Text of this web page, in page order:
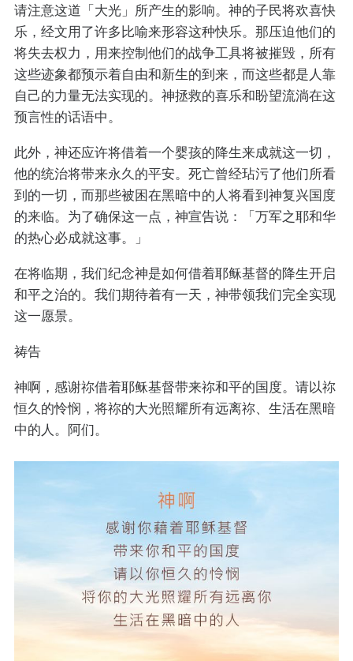
请注意这道「大光」所产生的影响。神的子民将欢喜快
乐，经文用了许多比喻来形容这种快乐。那压迫他们的
将失去权力，用来控制他们的战争工具将被摧毁，所有
这些迹象都预示着自由和新生的到来，而这些都是人靠
自己的力量无法实现的。神拯救的喜乐和盼望流淌在这
预言性的话语中。
此外，神还应许将借着一个婴孩的降生来成就这一切，
他的统治将带来永久的平安。死亡曾经玷污了他们所看
到的一切，而那些被困在黑暗中的人将看到神复兴国度
的来临。为了确保这一点，神宣告说：「万军之耶和华
的热心必成就这事。」
在将临期，我们纪念神是如何借着耶稣基督的降生开启
和平之治的。我们期待着有一天，神带领我们完全实现
这一愿景。
祷告
神啊，感谢祢借着耶稣基督带来祢和平的国度。请以祢
恒久的怜悯，将祢的大光照耀所有远离祢、生活在黑暗
中的人。阿们。